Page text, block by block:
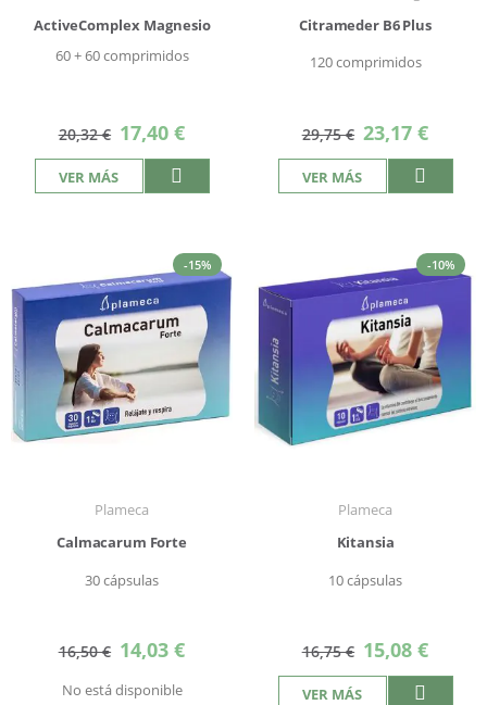
ActiveComplex Magnesio
60 + 60 comprimidos
20,32 € Precio
especial
17,40 €
VER MÁS
Citrameder B6 Plus
120 comprimidos
29,75 € Precio
especial
23,17 €
VER MÁS
-15%
Plameca
Calmacarum Forte
30 cápsulas
16,50 € Precio
especial
14,03 €
No está disponible
-10%
Plameca
Kitansia
10 cápsulas
16,75 € Precio
especial
15,08 €
VER MÁS